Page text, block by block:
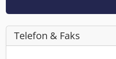
Telefon & Faks